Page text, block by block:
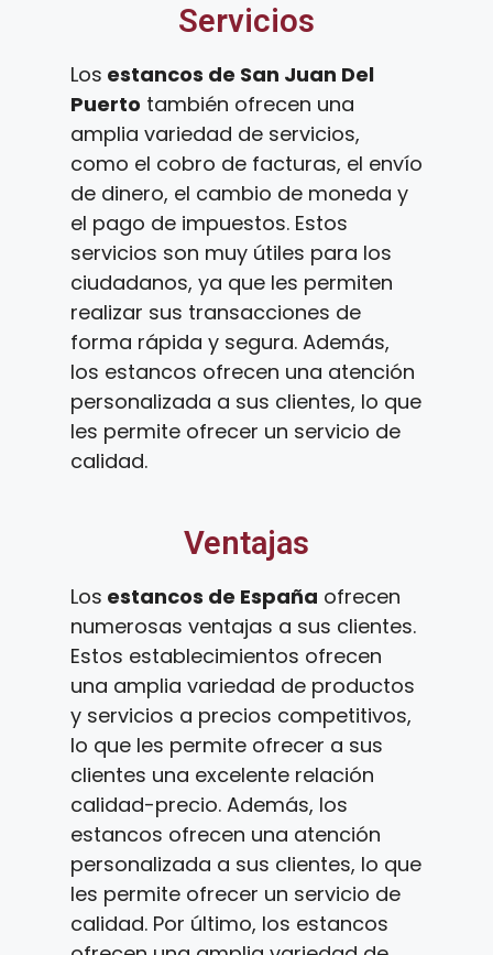
Servicios
Los estancos de San Juan Del
Puerto también ofrecen una
amplia variedad de servicios,
como el cobro de facturas, el envío
de dinero, el cambio de moneda y
el pago de impuestos. Estos
servicios son muy útiles para los
ciudadanos, ya que les permiten
realizar sus transacciones de
forma rápida y segura. Además,
los estancos ofrecen una atención
personalizada a sus clientes, lo que
les permite ofrecer un servicio de
calidad.
Ventajas
Los estancos de España ofrecen
numerosas ventajas a sus clientes.
Estos establecimientos ofrecen
una amplia variedad de productos
y servicios a precios competitivos,
lo que les permite ofrecer a sus
clientes una excelente relación
calidad-precio. Además, los
estancos ofrecen una atención
personalizada a sus clientes, lo que
les permite ofrecer un servicio de
calidad. Por último, los estancos